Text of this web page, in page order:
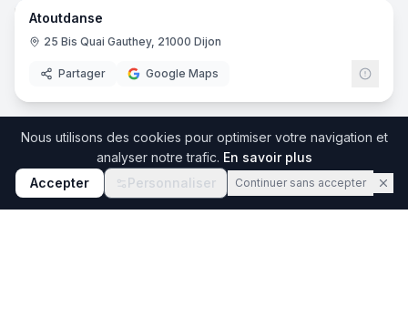
Atoutdanse
25 Bis Quai Gauthey, 21000 Dijon
Partager Google Maps
École de Danse Georges et Rosy
20 Rue de Varenne, 75007 Paris
Nous utilisons des cookies pour optimiser votre navigation et
analyser notre trafic. En savoir plus
Accepter
Personnaliser Continuer sans accepter